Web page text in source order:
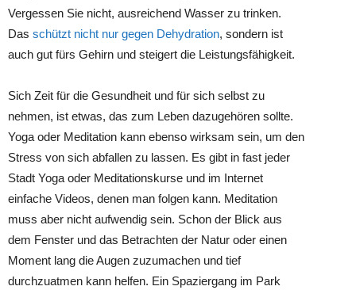
Vergessen Sie nicht, ausreichend Wasser zu trinken.
Das schützt nicht nur gegen Dehydration, sondern ist
auch gut fürs Gehirn und steigert die Leistungsfähigkeit.
Sich Zeit für die Gesundheit und für sich selbst zu
nehmen, ist etwas, das zum Leben dazugehören sollte.
Yoga oder Meditation kann ebenso wirksam sein, um den
Stress von sich abfallen zu lassen. Es gibt in fast jeder
Stadt Yoga oder Meditationskurse und im Internet
einfache Videos, denen man folgen kann. Meditation
muss aber nicht aufwendig sein. Schon der Blick aus
dem Fenster und das Betrachten der Natur oder einen
Moment lang die Augen zuzumachen und tief
durchzuatmen kann helfen. Ein Spaziergang im Park